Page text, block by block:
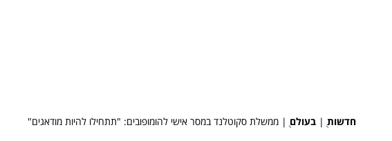
חדשות ֻ| בעולם ֻ| ממשלת סקוטלנד במסר אישי להומופובים: "תתחילו להיות מודאגים"